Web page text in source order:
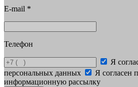
E-mail *
Телефон
Я
персональных данных
Я согласен
информационную рассылку